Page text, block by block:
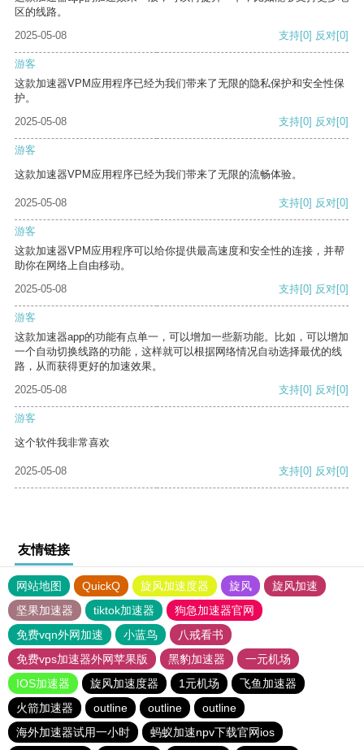
区的线路。
2025-05-08
支持[0] 反对[0]
游客
这款加速器VPM应用程序已经为我们带来了无限的隐私保护和安全性保
护。
2025-05-08
支持[0] 反对[0]
游客
这款加速器VPM应用程序已经为我们带来了无限的流畅体验。
2025-05-08 支持[0] 反对[0]
游客
这款加速器VPM应用程序可以给你提供最高速度和安全性的连接，并帮
助你在网络上自由移动。
2025-05-08
支持[0] 反对[0]
游客
这款加速器app的功能有点单一，可以增加一些新功能。比如，可以增加
一个自动切换线路的功能，这样就可以根据网络情况自动选择最优的线
路，从而获得更好的加速效果。
2025-05-08
支持[0] 反对[0]
游客
这个软件我非常喜欢
2025-05-08 支持[0] 反对[0]
友情链接
网站地图 QuickQ 旋风加速度器 旋风
旋风加速
坚果加速器
tiktok加速器
狗急加速器官网
免费vqn外网加速
小蓝鸟
八戒看书
免费vps加速器外网苹果版
黑豹加速器
一元机场
IOS加速器
旋风加速度器 1元机场
飞鱼加速器
火箭加速器
outline outline
outline
海外加速器试用一小时
蚂蚁加速npv下载官网ios